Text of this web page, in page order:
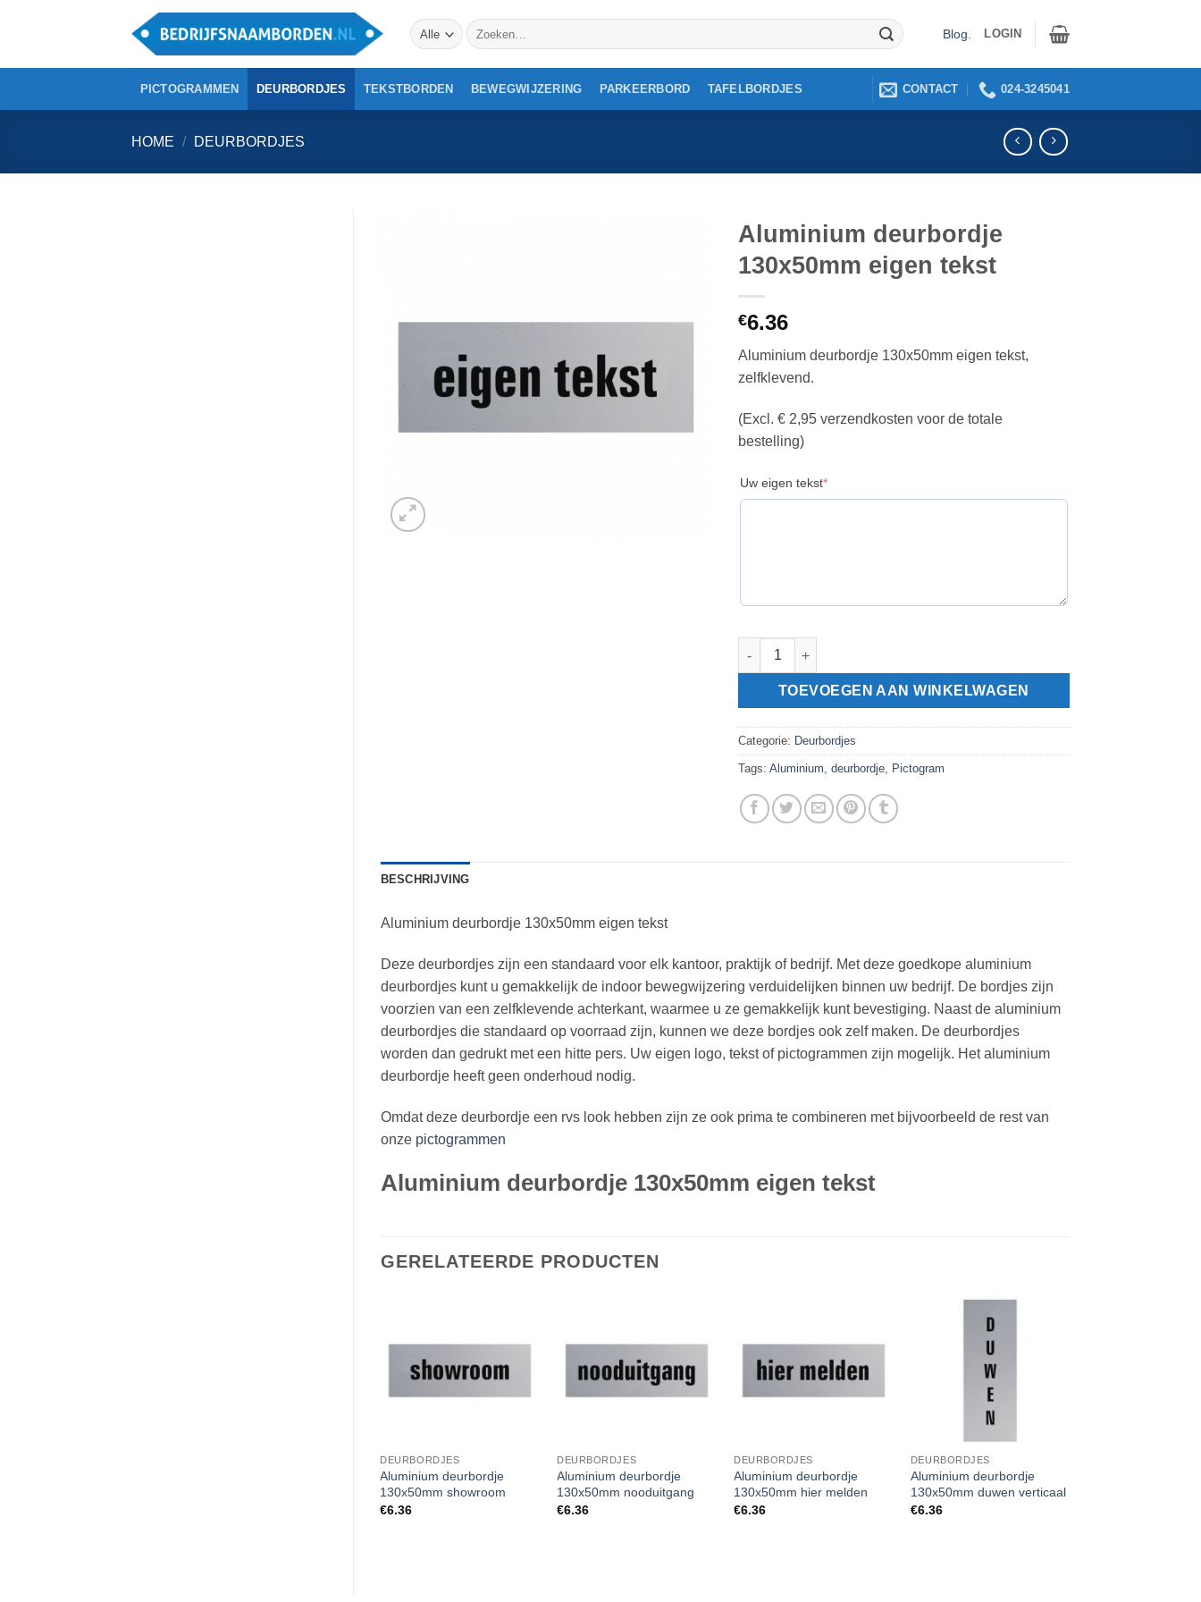
Zoeken
naar:
Blog LOGIN
PICTOGRAMMEN DEURBORDJES TEKSTBORDEN BEWEGWIJZERING PARKEERBORD TAFELBORDJES CONTACT 024-3245041
HOME / DEURBORDJES
Aluminium deurbordje
130x50mm eigen tekst
€6.36
Aluminium deurbordje 130x50mm eigen tekst,
zelfklevend.
(Excl. € 2,95 verzendkosten voor de totale
bestelling)
Uw eigen tekst*(required)
Aluminium deurbordje 130x50mm eigen tekst aantal
TOEVOEGEN AAN WINKELWAGEN
Categorie: Deurbordjes
Tags:Aluminium,deurbordje, Pictogram
BESCHRIJVING
Aluminium deurbordje 130x50mm eigen tekst
Deze deurbordjes zijn een standaard voor elk kantoor, praktijk of bedrijf. Met deze goedkope aluminium
deurbordjes kunt u gemakkelijk de indoor bewegwijzering verduidelijken binnen uw bedrijf. De bordjes zijn
voorzien van een zelfklevende achterkant, waarmee u ze gemakkelijk kunt bevestiging. Naast de aluminium
deurbordjes die standaard op voorraad zijn, kunnen we deze bordjes ook zelf maken. De deurbordjes
worden dan gedrukt met een hitte pers. Uw eigen logo, tekst of pictogrammen zijn mogelijk. Het aluminium
deurbordje heeft geen onderhoud nodig.
Omdat deze deurbordje een rvs look hebben zijn ze ook prima te combineren met bijvoorbeeld de rest van
onze pictogrammen
Aluminium deurbordje 130x50mm eigen tekst
GERELATEERDE PRODUCTEN
DEURBORDJES
Aluminium deurbordje
130x50mm showroom
€6.36
DEURBORDJES
Aluminium deurbordje
130x50mm nooduitgang
€6.36
DEURBORDJES
Aluminium deurbordje
130x50mm hier melden
€6.36
DEURBORDJES
Aluminium deurbordje
130x50mm duwen verticaal
€6.36